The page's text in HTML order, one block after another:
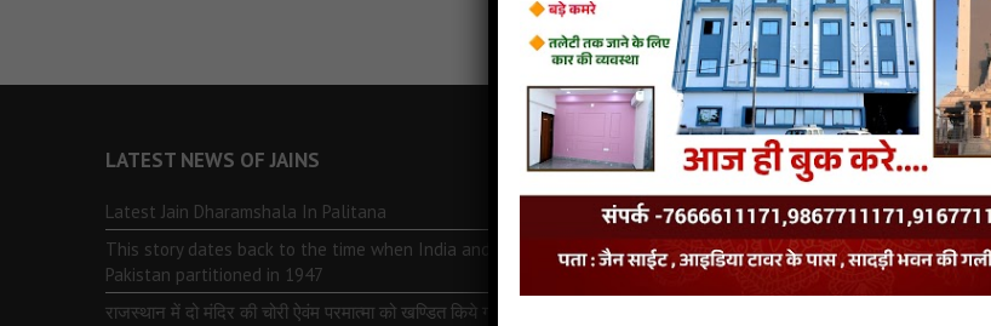
LATEST NEWS OF JAINS
Latest Jain Dharamshala In Palitana
This story dates back to the time when India and
Pakistan partitioned in 1947
राजस्थान में दो मंदिर की चोरी ऐवंम परमात्मा को खण्डित किये गये
LATEST JAINISM
The Jain Monk and his Saka saviours (English)
Monk Metarya (English)